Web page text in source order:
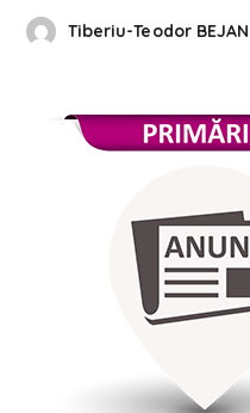
Tiberiu-Teodor BEJAN